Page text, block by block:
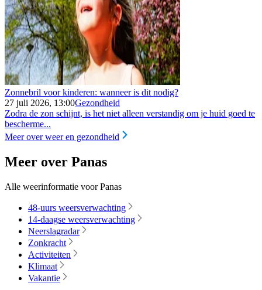
Zonnebril voor kinderen: wanneer is dit nodig?
27 juli 2026, 13:00Gezondheid
Zodra de zon schijnt, is het niet alleen verstandig om je huid goed te
bescherme...
Meer over weer en gezondheid
Meer over Panas
Alle weerinformatie voor Panas
48-uurs weersverwachting
14-daagse weersverwachting
Neerslagradar
Zonkracht
Activiteiten
Klimaat
Vakantie